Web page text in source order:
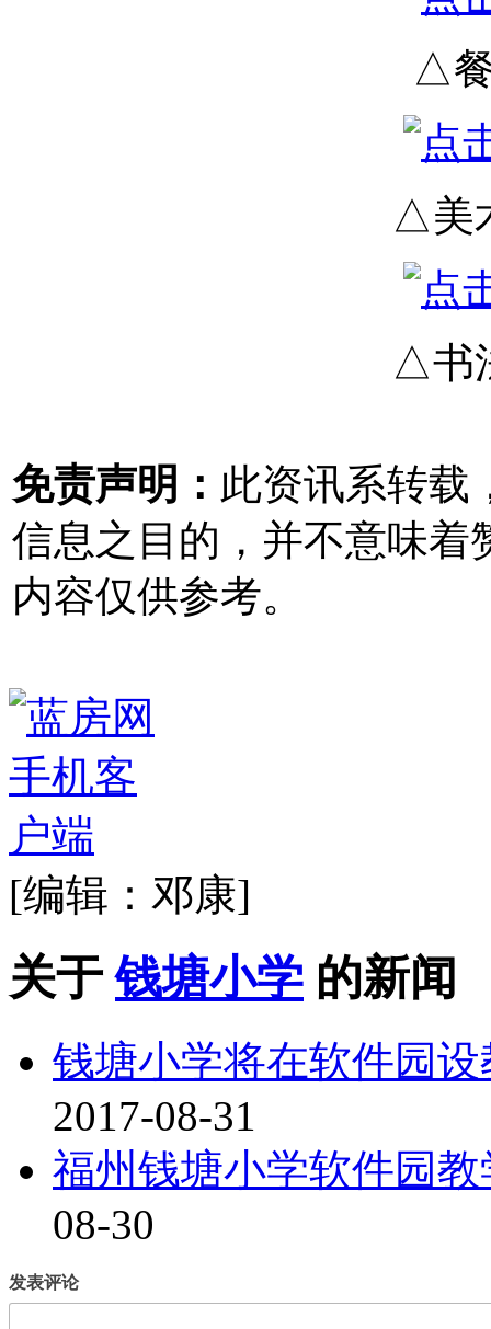
△
△美
△书
免责声明： 此资讯系转载
信息之目的，并不意味着
内容仅供参考。
[编辑：邓康]
关于 钱塘小学 的新闻
钱塘小学将在软件园
2017-08-31
福州钱塘小学软件园
08-30
发表评论